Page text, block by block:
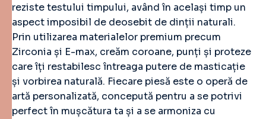
reziste testului timpului, având în același timp un
aspect imposibil de deosebit de dinții naturali.
Prin utilizarea materialelor premium precum
Zirconia și E-max, creăm coroane, punți și proteze
care îți restabilesc întreaga putere de masticație
și vorbirea naturală. Fiecare piesă este o operă de
artă personalizată, concepută pentru a se potrivi
perfect în mușcătura ta și a se armoniza cu